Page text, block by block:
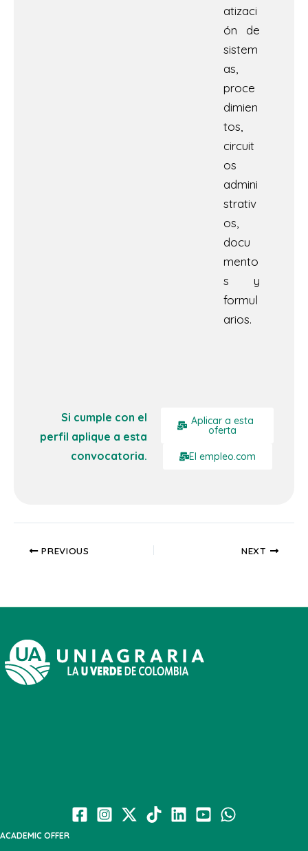
atizaci
ón de
sistem
as,
proce
dimien
tos,
circuit
os
admini
strativ
os,
docu
mento
s y
formul
arios.
Si cumple con el
perfil aplique a esta
convocatoria.
Aplicar a esta
oferta
El empleo.com
PREVIOUS NEXT
ACADEMIC OFFER